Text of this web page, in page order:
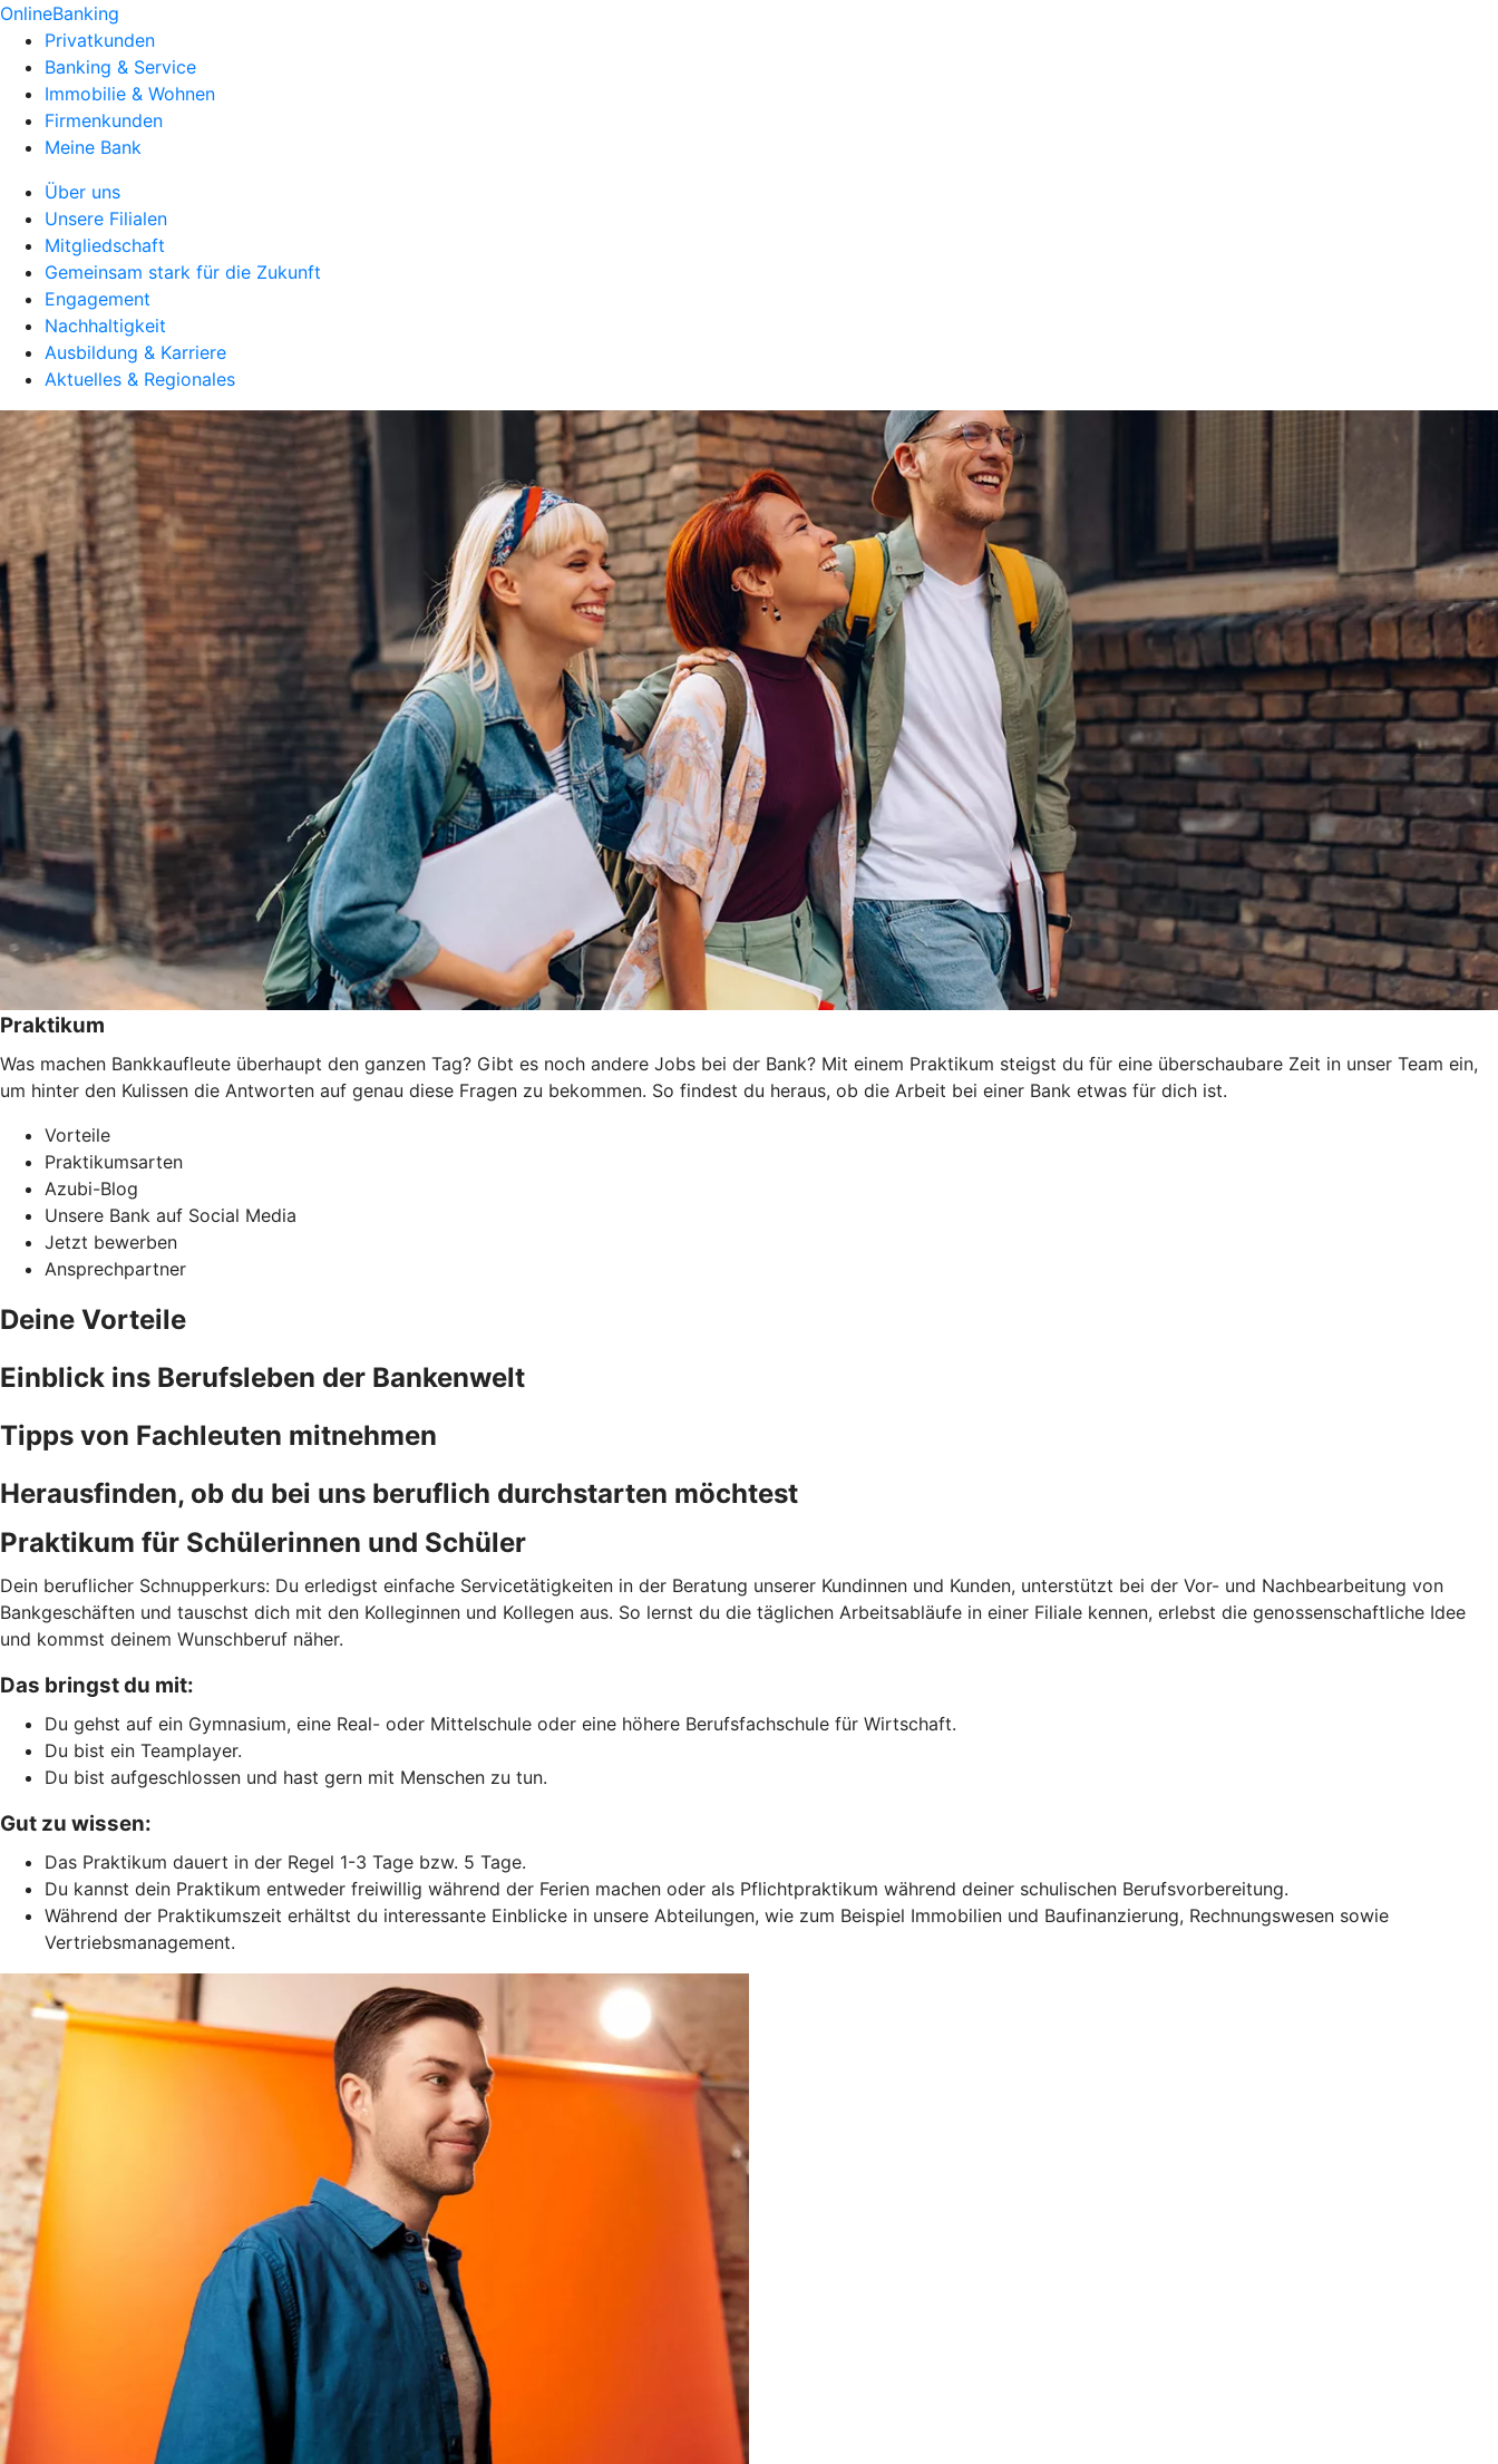
OnlineBanking
Privatkunden
Banking & Service
Immobilie & Wohnen
Firmenkunden
Meine Bank
Über uns
Unsere Filialen
Mitgliedschaft
Gemeinsam stark für die Zukunft
Engagement
Nachhaltigkeit
Ausbildung & Karriere
Aktuelles & Regionales
Praktikum
Was machen Bankkaufleute überhaupt den ganzen Tag? Gibt es noch andere Jobs bei der Bank? Mit einem Praktikum steigst du für eine überschaubare Zeit in unser Team ein,
um hinter den Kulissen die Antworten auf genau diese Fragen zu bekommen. So findest du heraus, ob die Arbeit bei einer Bank etwas für dich ist.
Vorteile
Praktikumsarten
Azubi-Blog
Unsere Bank auf Social Media
Jetzt bewerben
Ansprechpartner
Deine Vorteile
Einblick ins Berufsleben der Bankenwelt
Tipps von Fachleuten mitnehmen
Herausfinden, ob du bei uns beruflich durchstarten möchtest
Praktikum für Schülerinnen und Schüler
Dein beruflicher Schnupperkurs: Du erledigst einfache Servicetätigkeiten in der Beratung unserer Kundinnen und Kunden, unterstützt bei der Vor- und Nachbearbeitung von
Bankgeschäften und tauschst dich mit den Kolleginnen und Kollegen aus. So lernst du die täglichen Arbeitsabläufe in einer Filiale kennen, erlebst die genossenschaftliche Idee
und kommst deinem Wunschberuf näher.
Das bringst du mit:
Du gehst auf ein Gymnasium, eine Real- oder Mittelschule oder eine höhere Berufsfachschule für Wirtschaft.
Du bist ein Teamplayer.
Du bist aufgeschlossen und hast gern mit Menschen zu tun.
Gut zu wissen:
Das Praktikum dauert in der Regel 1-3 Tage bzw. 5 Tage.
Du kannst dein Praktikum entweder freiwillig während der Ferien machen oder als Pflichtpraktikum während deiner schulischen Berufsvorbereitung.
Während der Praktikumszeit erhältst du interessante Einblicke in unsere Abteilungen, wie zum Beispiel Immobilien und Baufinanzierung, Rechnungswesen sowie
Vertriebsmanagement.